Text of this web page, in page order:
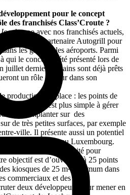
pour le concept
des franchisés Class’Croute ?
Joosbayooavec nos franchisés actuels,
avec notre partenaire Autogrill pour
les gares et les aéroports. Parmi
qui le concept a été présenté lors de
juillet dernier, certains sont déjà prêts
un rôle moteur dans son
production sur place : les points de
donc il est plus simple à gérer
l’implanter sur des
de très petites surfaces, par exemple
ville. Il présente aussi un potentiel
en Espagne ou au Luxembourg.
en zone d’activité pour
objectif est d’ouvrir 20 à 25 points
kiosques de 25 m² minimum dans
commerciaux et des parcs
deux développeurs pour mener en